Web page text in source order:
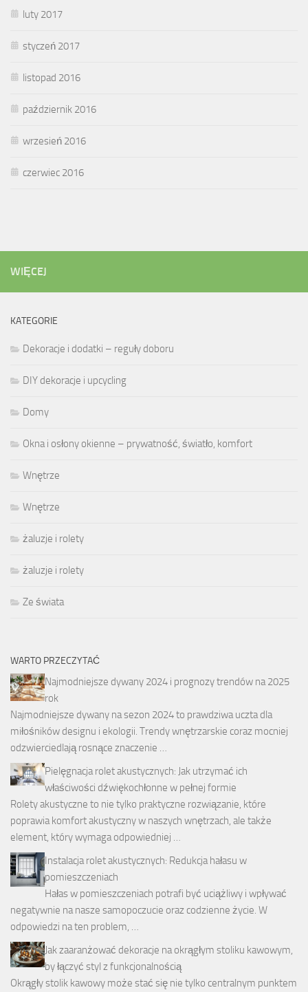
luty 2017
styczeń 2017
listopad 2016
październik 2016
wrzesień 2016
czerwiec 2016
WIĘCEJ
KATEGORIE
Dekoracje i dodatki – reguły doboru
DIY dekoracje i upcycling
Domy
Okna i osłony okienne – prywatność, światło, komfort
Wnętrze
Wnętrze
żaluzje i rolety
żaluzje i rolety
Ze świata
WARTO PRZECZYTAĆ
Najmodniejsze dywany 2024 i prognozy trendów na 2025
rok
Najmodniejsze dywany na sezon 2024 to prawdziwa uczta dla
miłośników designu i ekologii. Trendy wnętrzarskie coraz mocniej
odzwierciedlają rosnące znaczenie …
Pielęgnacja rolet akustycznych: Jak utrzymać ich
właściwości dźwiękochłonne w pełnej formie
Rolety akustyczne to nie tylko praktyczne rozwiązanie, które
poprawia komfort akustyczny w naszych wnętrzach, ale także
element, który wymaga odpowiedniej …
Instalacja rolet akustycznych: Redukcja hałasu w
pomieszczeniach
Hałas w pomieszczeniach potrafi być uciążliwy i wpływać
negatywnie na nasze samopoczucie oraz codzienne życie. W
odpowiedzi na ten problem, …
Jak zaaranżować dekoracje na okrągłym stoliku kawowym,
by łączyć styl z funkcjonalnością
Okrągły stolik kawowy może stać się nie tylko centralnym punktem